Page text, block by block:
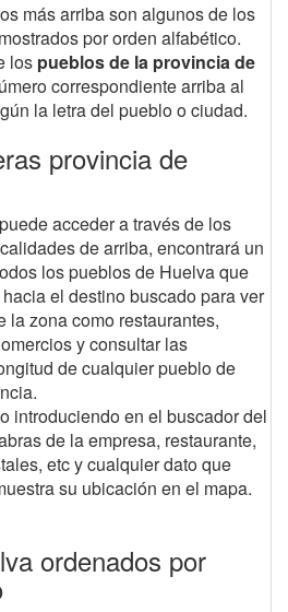
más arriba son algunos de los
mostrados por orden alfabético.
los pueblos de la provincia de
correspondiente arriba al
la letra del pueblo o ciudad.
provincia de
acceder a través de los
de arriba, encontrará un
los pueblos de Huelva que
el destino buscado para ver
la zona como restaurantes,
y consultar las
de cualquier pueblo de
introduciendo en el buscador del
de la empresa, restaurante,
etc y cualquier dato que
su ubicación en el mapa.
ordenados por